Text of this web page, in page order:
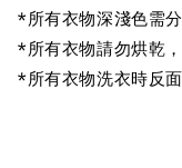
*所有衣物深淺色需
*所有衣物請勿烘乾
*所有衣物洗衣時反